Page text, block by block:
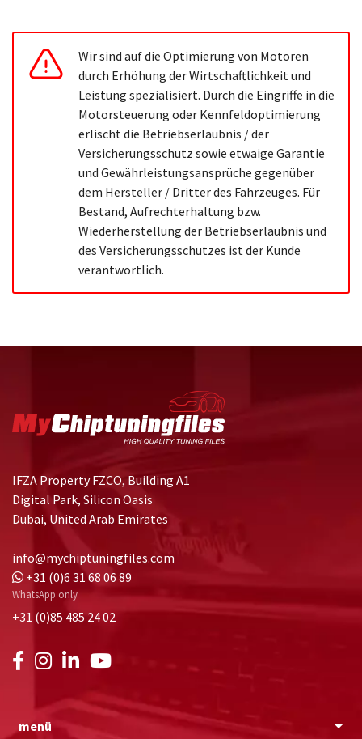
Wir sind auf die Optimierung von Motoren
durch Erhöhung der Wirtschaftlichkeit und
Leistung spezialisiert. Durch die Eingriffe in die
Motorsteuerung oder Kennfeldoptimierung
erlischt die Betriebserlaubnis / der
Versicherungsschutz sowie etwaige Garantie
und Gewährleistungsansprüche gegenüber
dem Hersteller / Dritter des Fahrzeuges. Für
Bestand, Aufrechterhaltung bzw.
Wiederherstellung der Betriebserlaubnis und
des Versicherungsschutzes ist der Kunde
verantwortlich.
IFZA Property FZCO, Building A1
Digital Park, Silicon Oasis
Dubai, United Arab Emirates
info@mychiptuningfiles.com
+31 (0)6 31 68 06 89
WhatsApp only
+31 (0)85 485 24 02
menü